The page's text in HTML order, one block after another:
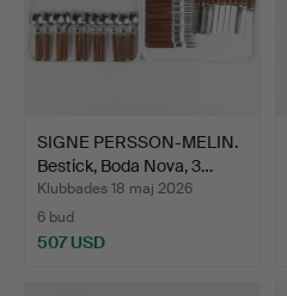
SIGNE PERSSON-MELIN.
Bestick, Boda Nova, 3…
Klubbades 18 maj 2026
6 bud
507 USD